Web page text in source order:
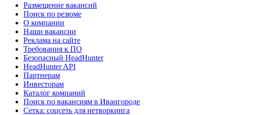
Размещение вакансий
Поиск по резюме
О компании
Наши вакансии
Реклама на сайте
Требования к ПО
Безопасный HeadHunter
HeadHunter API
Партнерам
Инвесторам
Каталог компаний
Поиск по вакансиям в Ивангороде
Сетка: соцсеть для нетворкинга